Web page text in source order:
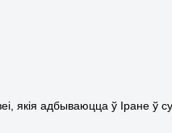
якія адбываюцца ў Іране ў